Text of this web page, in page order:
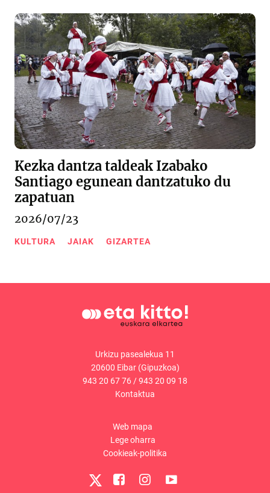
Kezka dantza taldeak Izabako
Santiago egunean dantzatuko du
zapatuan
2026/07/23
KULTURA JAIAK GIZARTEA
Urkizu pasealekua 11
20600 Eibar (Gipuzkoa)
943 20 67 76 /943 20 09 18
Kontaktua
Web mapa
Lege oharra
Cookieak-politika